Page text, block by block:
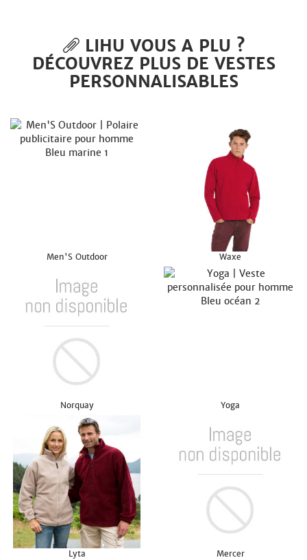
LIHU VOUS A PLU ?
DÉCOUVREZ PLUS DE VESTES
PERSONNALISABLES
Men'S Outdoor Waxe
Norquay Yoga
Lyta Mercer